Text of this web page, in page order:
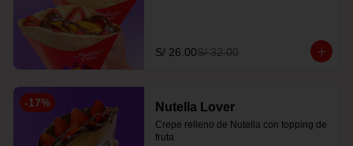
S/ 26.00S/ 32.00
-17% Nutella Lover
Crepe relleno de Nutella con topping de
fruta